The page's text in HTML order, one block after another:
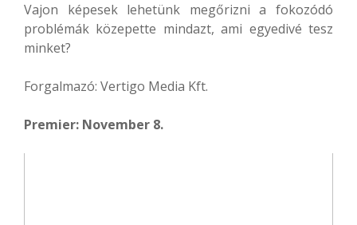
Vajon képesek lehetünk megőrizni a fokozódó
problémák közepette mindazt, ami egyedivé tesz
minket?
Forgalmazó: Vertigo Media Kft.
Premier: November 8.